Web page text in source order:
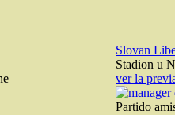
Slovan
Stadion u
ver la
Partido